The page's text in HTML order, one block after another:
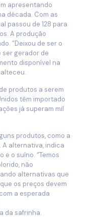
apresentando
década. Com as
passou de 128 para
A produção
“Deixou de ser o
ser gerador de
disponível na
produtos a serem
têm importado
já superam mil
produtos, como a
A alternativa, indica
e o suíno. “Temos
não
alternativas que
os preços devem
a esperada
da safrinha.